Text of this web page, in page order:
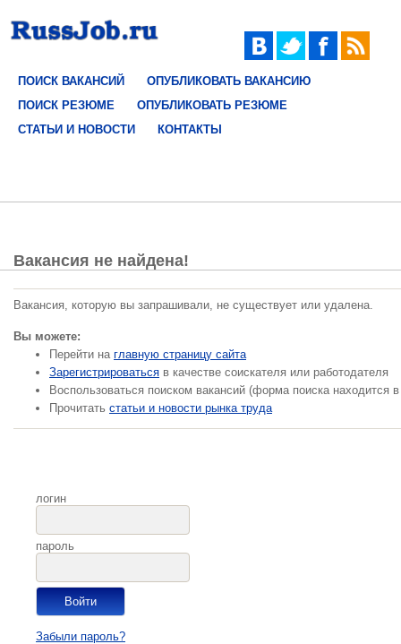
ПОИСК ВАКАНСИЙ
ОПУБЛИКОВАТЬ ВАКАНСИЮ
ПОИСК РЕЗЮМЕ
ОПУБЛИКОВАТЬ РЕЗЮМЕ
СТАТЬИ И НОВОСТИ
КОНТАКТЫ
Вакансия не найдена!
Вакансия, которую вы запрашивали, не существует или удалена.
Вы можете:
Перейти на главную страницу сайта
Зарегистрироваться в качестве соискателя или работодателя
Воспользоваться поиском вакансий (форма поиска находится
Прочитать статьи и новости рынка труда
логин
пароль
Забыли пароль?